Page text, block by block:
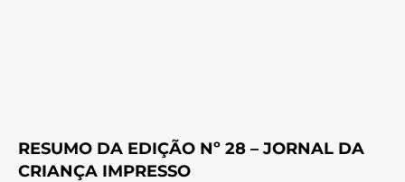
RESUMO DA EDIÇÃO Nº 28 – JORNAL DA
CRIANÇA IMPRESSO